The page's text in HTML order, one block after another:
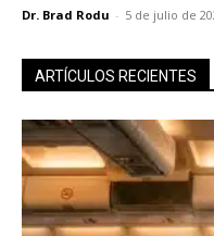
Dr. Brad Rodu - 5 de julio de
ARTÍCULOS RECIENTES